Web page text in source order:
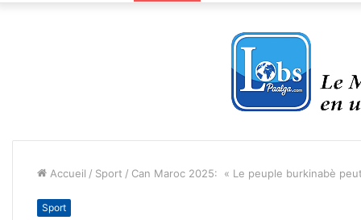
Accueil / Sport / Can Maroc 2025: « Le peuple burkinabè
Sport